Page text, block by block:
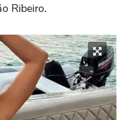
Ribeiro.